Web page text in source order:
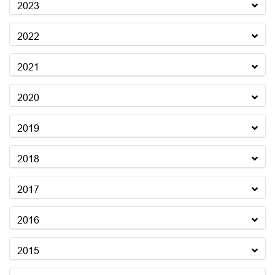
2023
2022
2021
2020
2019
2018
2017
2016
2015